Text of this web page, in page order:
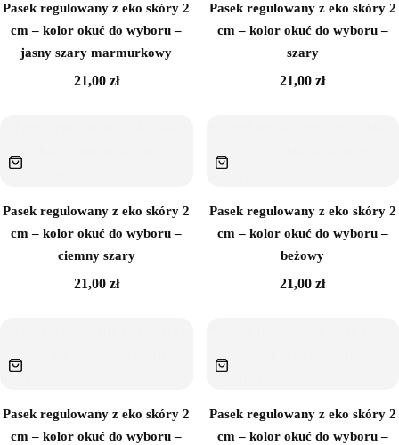
Pasek regulowany z eko skóry 2
cm – kolor okuć do wyboru –
jasny szary marmurkowy
21,00 zł
Pasek regulowany z eko skóry 2
cm – kolor okuć do wyboru –
szary
21,00zł
Pasek regulowany z eko skóry 2
cm – kolor okuć do wyboru –
ciemny szary
21,00 zł
Pasek regulowany z eko skóry 2
cm – kolor okuć do wyboru –
beżowy
21,00zł
Pasek regulowany z eko skóry 2
cm – kolor okuć do wyboru –
Pasek regulowany z eko skóry 2
cm – kolor okuć do wyboru –